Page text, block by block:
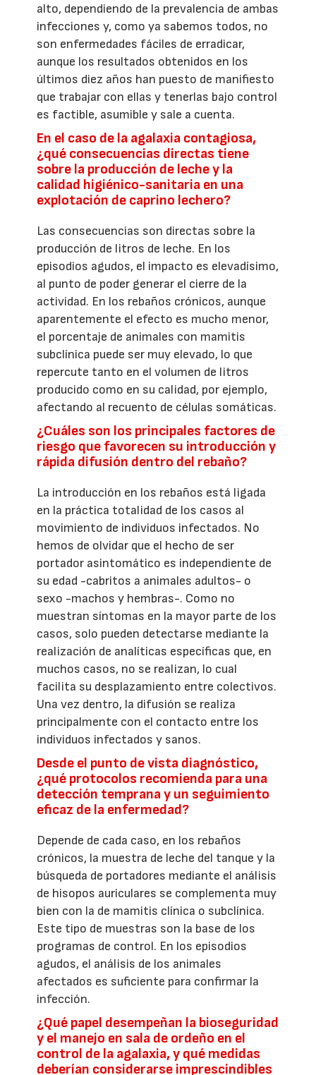
alto, dependiendo de la prevalencia de ambas
infecciones y, como ya sabemos todos, no
son enfermedades fáciles de erradicar,
aunque los resultados obtenidos en los
últimos diez años han puesto de manifiesto
que trabajar con ellas y tenerlas bajo control
es factible, asumible y sale a cuenta.
En el caso de la agalaxia contagiosa,
¿qué consecuencias directas tiene
sobre la producción de leche y la
calidad higiénico-sanitaria en una
explotación de caprino lechero?
Las consecuencias son directas sobre la
producción de litros de leche. En los
episodios agudos, el impacto es elevadísimo,
al punto de poder generar el cierre de la
actividad. En los rebaños crónicos, aunque
aparentemente el efecto es mucho menor,
el porcentaje de animales con mamitis
subclínica puede ser muy elevado, lo que
repercute tanto en el volumen de litros
producido como en su calidad, por ejemplo,
afectando al recuento de células somáticas.
¿Cuáles son los principales factores de
riesgo que favorecen su introducción y
rápida difusión dentro del rebaño?
La introducción en los rebaños está ligada
en la práctica totalidad de los casos al
movimiento de individuos infectados. No
hemos de olvidar que el hecho de ser
portador asintomático es independiente de
su edad -cabritos a animales adultos- o
sexo -machos y hembras-. Como no
muestran síntomas en la mayor parte de los
casos, solo pueden detectarse mediante la
realización de analíticas específicas que, en
muchos casos, no se realizan, lo cual
facilita su desplazamiento entre colectivos.
Una vez dentro, la difusión se realiza
principalmente con el contacto entre los
individuos infectados y sanos.
Desde el punto de vista diagnóstico,
¿qué protocolos recomienda para una
detección temprana y un seguimiento
eficaz de la enfermedad?
Depende de cada caso, en los rebaños
crónicos, la muestra de leche del tanque y la
búsqueda de portadores mediante el análisis
de hisopos auriculares se complementa muy
bien con la de mamitis clínica o subclínica.
Este tipo de muestras son la base de los
programas de control. En los episodios
agudos, el análisis de los animales
afectados es suficiente para confirmar la
infección.
¿Qué papel desempeñan la bioseguridad
y el manejo en sala de ordeño en el
control de la agalaxia, y qué medidas
deberían considerarse imprescindibles